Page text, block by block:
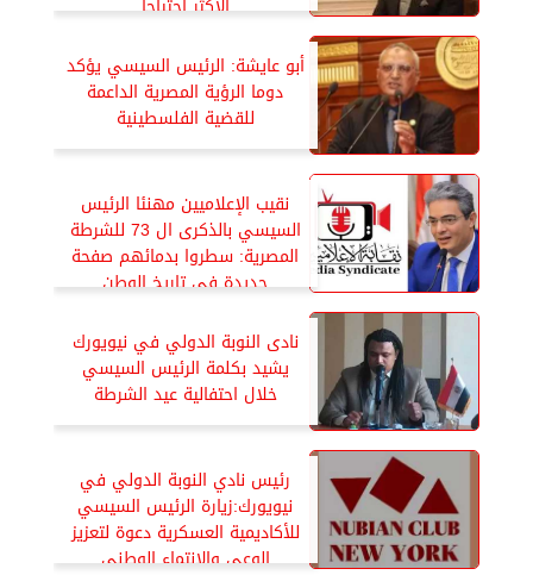
الأكثر احتياجا
أبو عايشة: الرئيس السيسي يؤكد
دوما الرؤية المصرية الداعمة
للقضية الفلسطينية
نقيب الإعلاميين مهنئا الرئيس
السيسي بالذكرى ال 73 للشرطة
المصرية: سطروا بدمائهم صفحة
جديدة فى تاريخ الوطن
نادى النوبة الدولي في نيويورك
يشيد بكلمة الرئيس السيسي
خلال احتفالية عيد الشرطة
رئيس نادي النوبة الدولي في
نيويورك:زيارة الرئيس السيسي
للأكاديمية العسكرية دعوة لتعزيز
الوعى والإنتماء الوطنى